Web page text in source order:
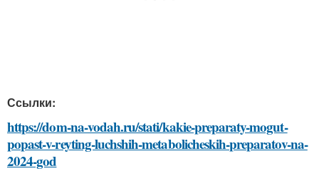
Ссылки:
https://dom-na-vodah.ru/stati/kakie-preparaty-mogut-
popast-v-reyting-luchshih-metabolicheskih-preparatov-na-
2024-god